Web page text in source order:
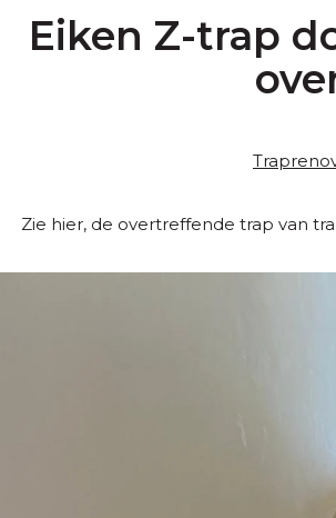
Eiken Z-trap
Zie hier, de overtreffende trap van